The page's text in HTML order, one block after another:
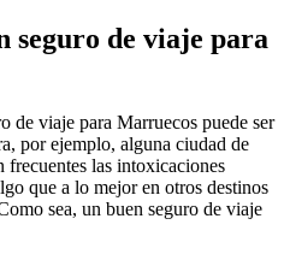
seguro de viaje para
de viaje para Marruecos puede ser
por ejemplo, alguna ciudad de
frecuentes las intoxicaciones
que a lo mejor en otros destinos
sea, un buen seguro de viaje